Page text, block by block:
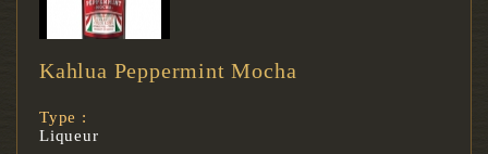
Kahlua Peppermint Mocha
Type :
Liqueur